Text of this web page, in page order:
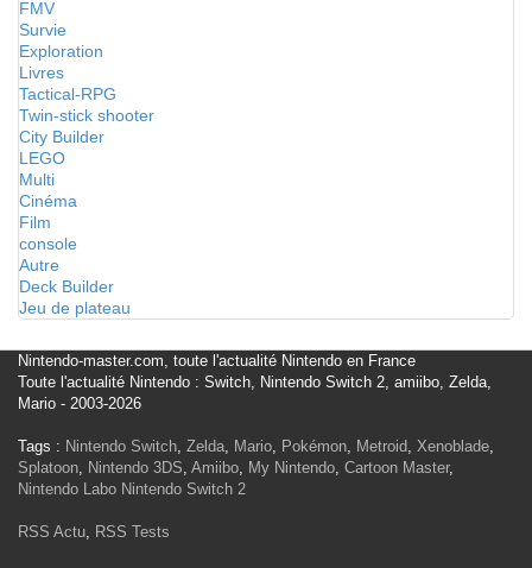
FMV
Survie
Exploration
Livres
Tactical-RPG
Twin-stick shooter
City Builder
LEGO
Multi
Cinéma
Film
console
Autre
Deck Builder
Jeu de plateau
Nintendo-master.com, toute l'actualité Nintendo en France
Toute l'actualité Nintendo : Switch, Nintendo Switch 2, amiibo, Zelda,
Mario - 2003-2026
Tags : Nintendo Switch, Zelda, Mario, Pokémon, Metroid, Xenoblade,
Splatoon, Nintendo 3DS, Amiibo, My Nintendo, Cartoon Master,
Nintendo Labo Nintendo Switch 2
RSS Actu, RSS Tests